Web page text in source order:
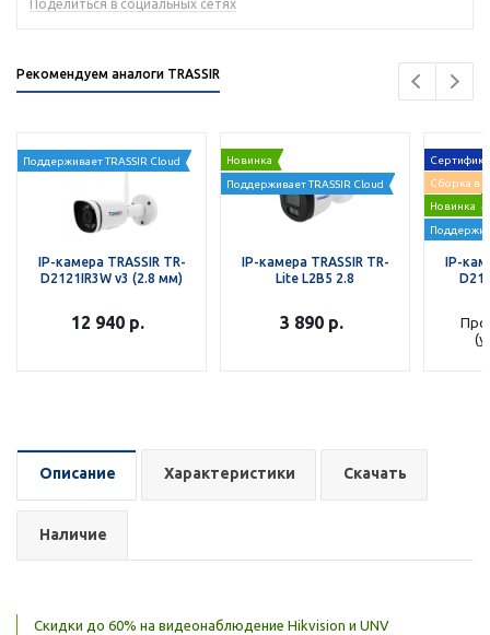
Поделиться в социальных сетях
Рекомендуем аналоги TRASSIR
Поддерживает TRASSIR Cloud
IP-камера TRASSIR TR-
D2121IR3W v3 (2.8 мм)
12 940 р.
Новинка
Поддерживает TRASSIR Cloud
IP-камера TRASSIR TR-
Lite L2B5 2.8
3 890р.
Сборка в
Новинка
IP-
Описание Характеристики Скачать
Наличие
Скидки до 60% на видеонаблюдение Hikvision и UNV